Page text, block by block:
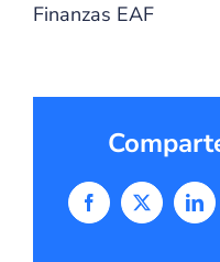
Finanzas EAF
Facebook
X